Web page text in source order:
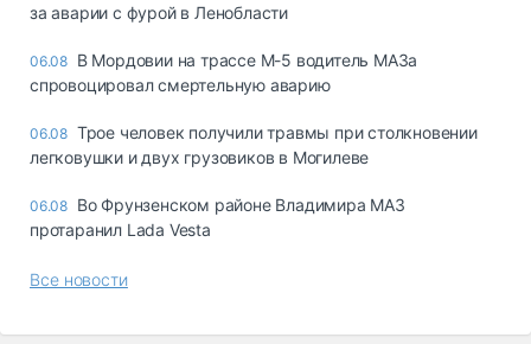
за аварии с фурой в Ленобласти
06.08 В Мордовии на трассе М-5 водитель МАЗа
спровоцировал смертельную аварию
06.08 Трое человек получили травмы при столкновении
легковушки и двух грузовиков в Могилеве
06.08 Во Фрунзенском районе Владимира МАЗ
протаранил Lada Vesta
Все новости